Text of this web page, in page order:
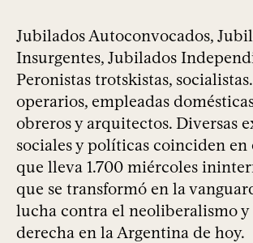
Jubilados Autoconvocados,
Insurgentes, Jubilados
Peronistas trotskistas,
operarios, empleadas
obreros y arquitectos. Diversas
sociales y políticas coinciden en
que lleva 1.700 miércoles
que se transformó en la
lucha contra el neoliberalismo
derecha en la Argentina de hoy.